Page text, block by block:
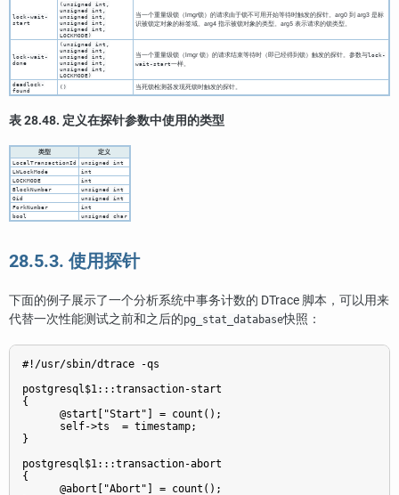
lock-wait-
start
(unsigned int,
unsigned int,
unsigned int,
unsigned int,
unsigned int,
LOCKMODE)
当一个重量级锁（lmgr锁）的请求由于锁不可用开始等待时触发的探针。arg0 到 arg3 是标
识被锁定对象的标签域。arg4 指示被锁对象的类型。arg5 表示请求的锁类型。
lock-wait-
done
(unsigned int,
unsigned int,
unsigned int,
unsigned int,
unsigned int,
LOCKMODE)
当一个重量级锁（lmgr 锁）的请求结束等待时（即已经得到锁）触发的探针。参数与lock-
wait-start一样。
deadlock-
found
() 当死锁检测器发现死锁时触发的探针。
表 28.48. 定义在探针参数中使用的类型
类型 定义
LocalTransactionId
unsigned int
LWLockMode
int
LOCKMODE
int
BlockNumber
unsigned int
Oid
unsigned int
ForkNumber
int
bool
unsigned char
28.5.3. 使用探针
下面的例子展示了一个分析系统中事务计数的 DTrace 脚本，可以用来
代替一次性能测试之前和之后的pg_stat_database快照：
#!/usr/sbin/dtrace -qs
postgresql$1:::transaction-start
{
      @start["Start"] = count();
      self->ts  = timestamp;
}
postgresql$1:::transaction-abort
{
      @abort["Abort"] = count();